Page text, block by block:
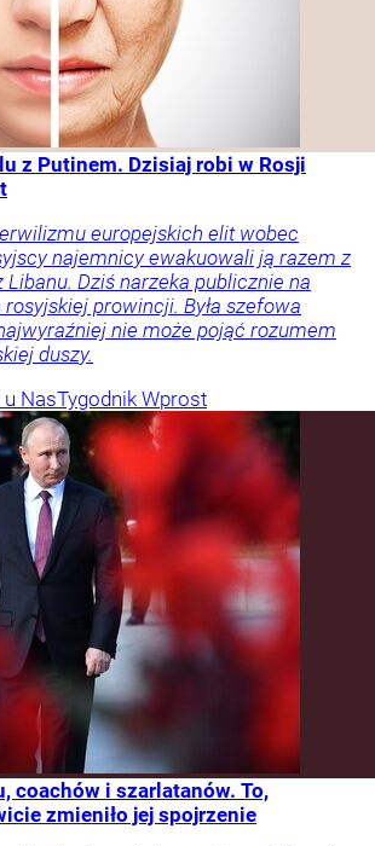
z Putinem. Dzisiaj robi w Rosji
europejskich elit wobec
najemnicy ewakuowali ją razem z
Dziś narzeka publicznie na
prowincji. Była szefowa
nie może pojąć rozumem
duszy.
NasTygodnik Wprost
coachów i szarlatanów. To,
zmieniło jej spojrzenie